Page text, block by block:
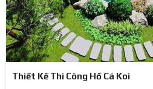
Thiết Kế Thi Công Hồ Cá Koi